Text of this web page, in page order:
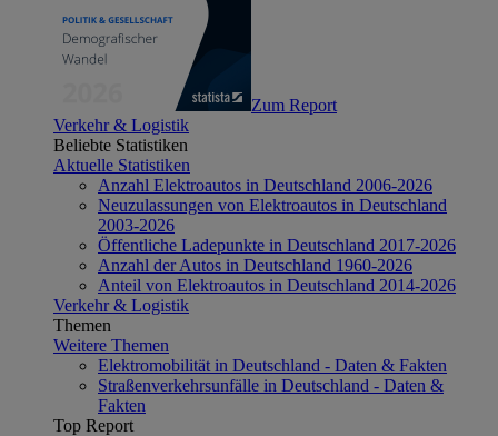
Zum Report
Verkehr & Logistik
Beliebte Statistiken
Aktuelle Statistiken
Anzahl Elektroautos in Deutschland 2006-2026
Neuzulassungen von Elektroautos in Deutschland
2003-2026
Öffentliche Ladepunkte in Deutschland 2017-2026
Anzahl der Autos in Deutschland 1960-2026
Anteil von Elektroautos in Deutschland 2014-2026
Verkehr & Logistik
Themen
Weitere Themen
Elektromobilität in Deutschland - Daten & Fakten
Straßenverkehrsunfälle in Deutschland - Daten &
Fakten
Top Report